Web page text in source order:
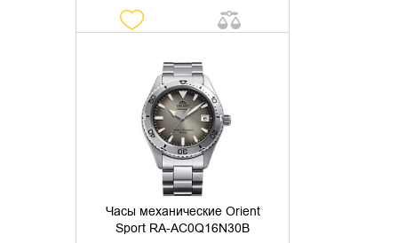
Часы механические Orient
Sport RA-AC0Q16N30B
ДОБАВИТЬ В КОРЗИНУ
КУПИТЬ В 1 КЛИК